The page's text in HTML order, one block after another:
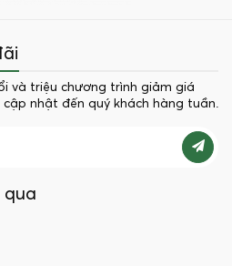
và triệu chương trình giảm giá
nhật đến quý khách hàng tuần.